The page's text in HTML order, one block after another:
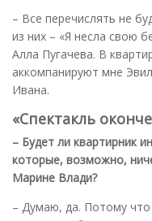
– Все перечислять не
из них – «Я несла свою
Алла Пугачева. В
аккомпанируют мне
Ивана.
«Спектакль
– Будет ли квартирник
которые, возможно,
Марине Влади?
– Думаю, да. Потому